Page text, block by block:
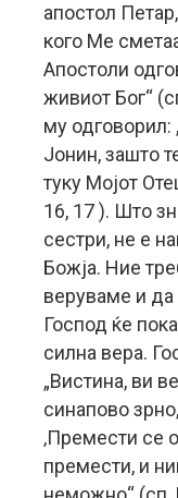
апостол
кого Ме
Апостоли
живиот Бог“
му одговорил:
Јонин, зашто
туку Мојот
16, 17 ). Што
сестри, не е
Божја. Ние
веруваме и
Господ ќе
силна вера.
„Вистина, ви
синапово
‚Премести се
премести, и